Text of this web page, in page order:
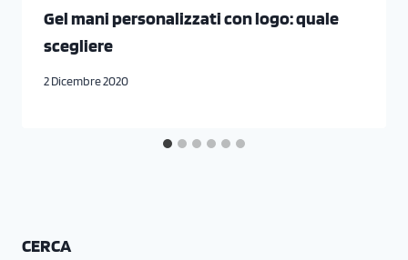
Gel mani personalizzati con logo: quale
scegliere
2 Dicembre 2020
CERCA